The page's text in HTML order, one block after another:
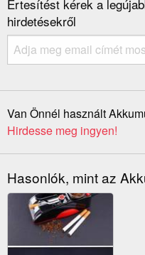
Értesítést kérek a
hirdetésekről
Van Önnél használt
Hirdesse meg ingyen!
Hasonlók, mint az